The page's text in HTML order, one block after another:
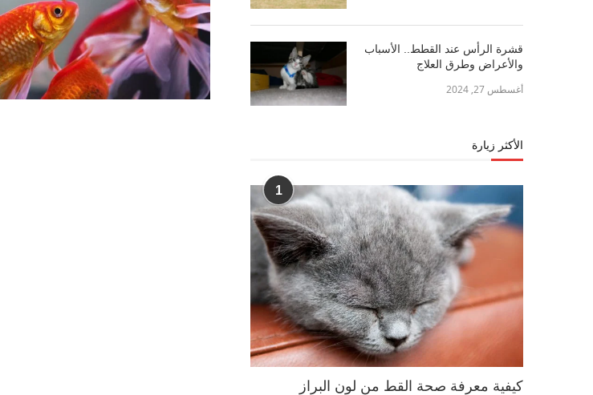
قشرة الرأس عند القطط.. الأسباب
والأعراض وطرق العلاج
أغسطس 27, 2024
الأكثر زيارة
1
كيفية معرفة صحة القط من لون البراز